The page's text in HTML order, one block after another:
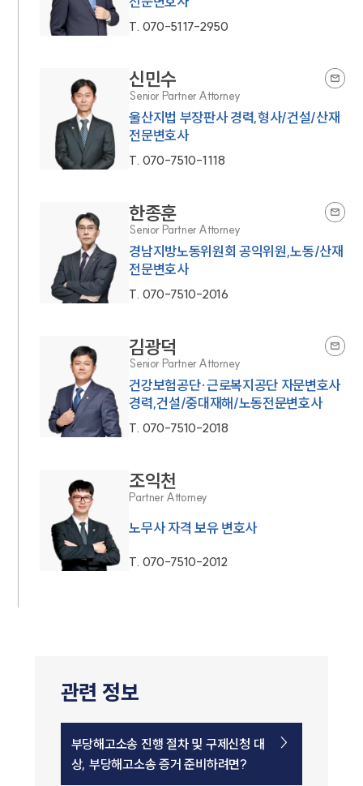
T. 070-5117-2950
신민수
Senior Partner Attorney
울산지법 부장판사 경력,형사/건설/산재
전문변호사
T. 070-7510-1118
한종훈
Senior Partner Attorney
경남지방노동위원회 공익위원,노동/산재
전문변호사
T. 070-7510-2016
김광덕
Senior Partner Attorney
건강보험공단·근로복지공단 자문변호사
경력,건설/중대재해/노동전문변호사
T. 070-7510-2018
조익천
Partner Attorney
노무사 자격 보유 변호사
T. 070-7510-2012
관련 정보
부당해고소송 진행 절차 및 구제신청 대
상, 부당해고소송 증거 준비하려면?